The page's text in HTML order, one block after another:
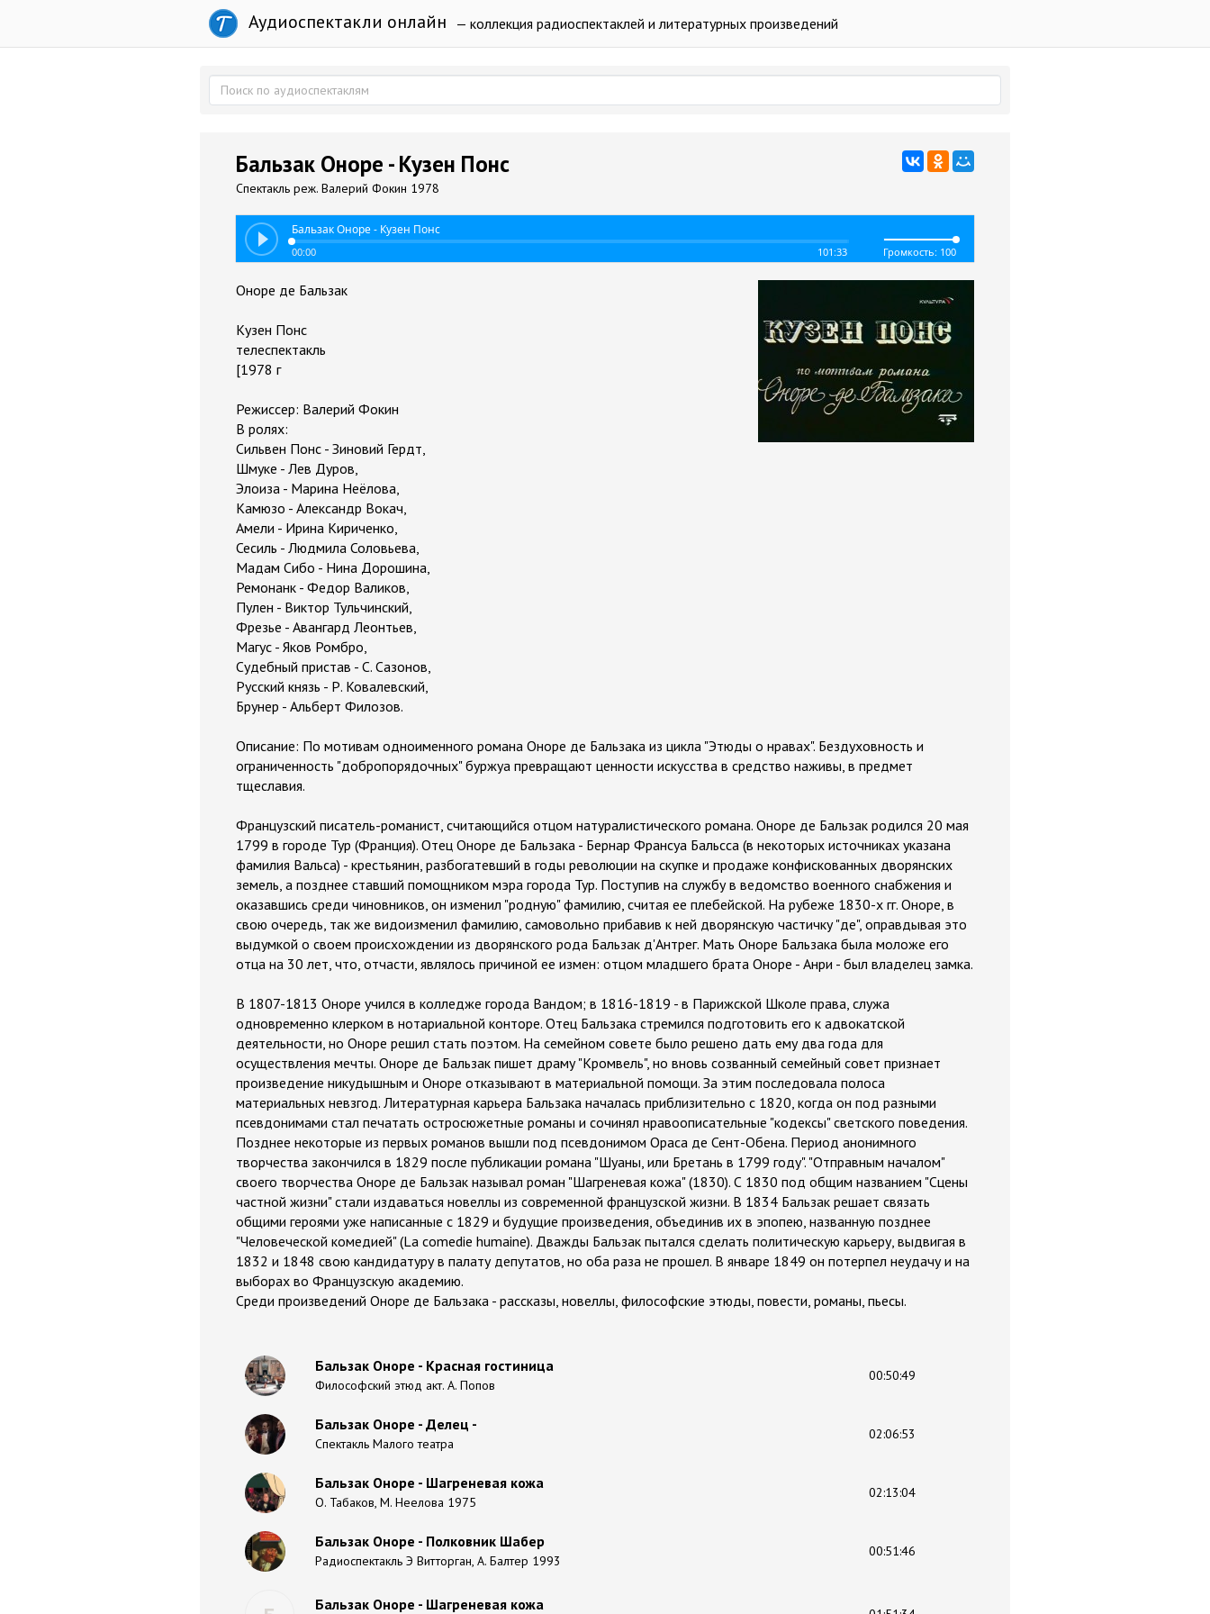
Аудиоспектакли онлайн — коллекция радиоспектаклей и литературных произведений
Бальзак Оноре - Кузен Понс
Спектакль реж. Валерий Фокин 1978
Бальзак Оноре - Кузен Понс
00:00 101:33 Громкость: 100
Оноре де Бальзак
Кузен Понс
телеспектакль
[1978 г
Режиссер: Валерий Фокин
В ролях:
Сильвен Понс - Зиновий Гердт,
Шмуке - Лев Дуров,
Элоиза - Марина Неёлова,
Камюзо - Александр Вокач,
Амели - Ирина Кириченко,
Сесиль - Людмила Соловьева,
Мадам Сибо - Нина Дорошина,
Ремонанк - Федор Валиков,
Пулен - Виктор Тульчинский,
Фрезье - Авангард Леонтьев,
Магус - Яков Ромбро,
Судебный пристав - С. Сазонов,
Русский князь - Р. Ковалевский,
Брунер - Альберт Филозов.
Описание: По мотивам одноименного романа Оноре де Бальзака из цикла "Этюды о нравах". Бездуховность и
ограниченность "добропорядочных" буржуа превращают ценности искусства в средство наживы, в предмет
тщеславия.
Французский писатель-романист, считающийся отцом натуралистического романа. Оноре де Бальзак родился 20 мая
1799 в городе Тур (Франция). Отец Оноре де Бальзака - Бернар Франсуа Бальсса (в некоторых источниках указана
фамилия Вальса) - крестьянин, разбогатевший в годы революции на скупке и продаже конфискованных дворянских
земель, а позднее ставший помощником мэра города Тур. Поступив на службу в ведомство военного снабжения и
оказавшись среди чиновников, он изменил "родную" фамилию, считая ее плебейской. На рубеже 1830-х гг. Оноре, в
свою очередь, так же видоизменил фамилию, самовольно прибавив к ней дворянскую частичку "де", оправдывая это
выдумкой о своем происхождении из дворянского рода Бальзак д'Антрег. Мать Оноре Бальзака была моложе его
отца на 30 лет, что, отчасти, являлось причиной ее измен: отцом младшего брата Оноре - Анри - был владелец замка.
В 1807-1813 Оноре учился в колледже города Вандом; в 1816-1819 - в Парижской Школе права, служа
одновременно клерком в нотариальной конторе. Отец Бальзака стремился подготовить его к адвокатской
деятельности, но Оноре решил стать поэтом. На семейном совете было решено дать ему два года для
осуществления мечты. Оноре де Бальзак пишет драму "Кромвель", но вновь созванный семейный совет признает
произведение никудышным и Оноре отказывают в материальной помощи. За этим последовала полоса
материальных невзгод. Литературная карьера Бальзака началась приблизительно с 1820, когда он под разными
псевдонимами стал печатать остросюжетные романы и сочинял нравоописательные "кодексы" светского поведения.
Позднее некоторые из первых романов вышли под псевдонимом Ораса де Сент-Обена. Период анонимного
творчества закончился в 1829 после публикации романа "Шуаны, или Бретань в 1799 году". "Отправным началом"
своего творчества Оноре де Бальзак называл роман "Шагреневая кожа" (1830). С 1830 под общим названием "Сцены
частной жизни" стали издаваться новеллы из современной французской жизни. В 1834 Бальзак решает связать
общими героями уже написанные с 1829 и будущие произведения, объединив их в эпопею, названную позднее
"Человеческой комедией" (La comedie humaine). Дважды Бальзак пытался сделать политическую карьеру, выдвигая в
1832 и 1848 свою кандидатуру в палату депутатов, но оба раза не прошел. В январе 1849 он потерпел неудачу и на
выборах во Французскую академию.
Среди произведений Оноре де Бальзака - рассказы, новеллы, философские этюды, повести, романы, пьесы.
Бальзак Оноре - Красная гостиница
Философский этюд акт. А. Попов
00:50:49
Бальзак Оноре - Делец -
Спектакль Малого театра
02:06:53
Бальзак Оноре - Шагреневая кожа
О. Табаков, М. Неелова 1975
02:13:04
Бальзак Оноре - Полковник Шабер
Радиоспектакль Э Витторган, А. Балтер 1993
00:51:46
Бальзак Оноре - Шагреневая кожа